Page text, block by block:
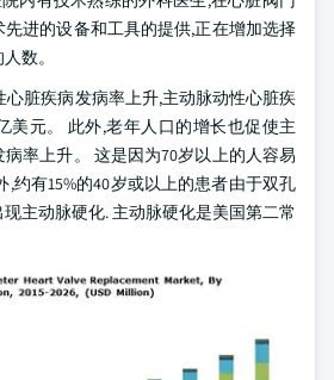
进的设备和工具的提供,正在增加选择
数。
心脏疾病发病率上升,主动脉动性心脏疾
美元。 此外,老年人口的增长也促使主
率上升。 这是因为70岁以上的人容易
,约有15%的40岁或以上的患者由于双孔
主动脉硬化. 主动脉硬化是美国第二常